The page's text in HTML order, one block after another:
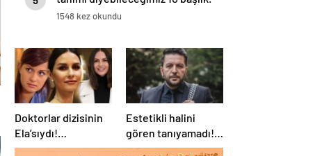
1548 kez okundu
Doktorlar dizisinin
Ela’sıydı!
Sosyetenin gelini
Estetikli halini
gören tanıyamadı!
Ünlü türkücü Nihat